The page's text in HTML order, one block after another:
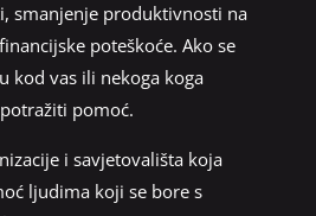
smanjenje produktivnosti na
poteškoće. Ako se
kod vas ili nekoga koga
pomoć.
i savjetovališta koja
ljudima koji se bore s